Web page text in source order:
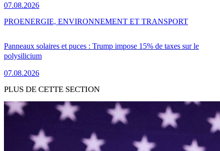
07.08.2026
Panneaux solaires et puces : Trump impose 15% de taxes sur le
polysilicium
07.08.2026
PROENERGIE, ENVIRONNEMENT ET TRANSPORT
PLUS DE CETTE SECTION